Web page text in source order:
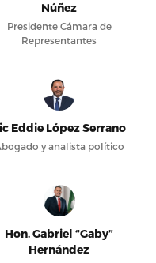
Núñez
Presidente Cámara de
Representantes
Eddie López Serrano
y analista político
Hon. Gabriel “Gaby”
Hernández